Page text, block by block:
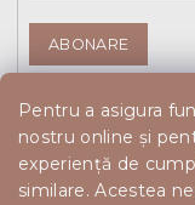
Pentru a asigura
nostru online și
experiență de
similare. Acestea
ABONARE